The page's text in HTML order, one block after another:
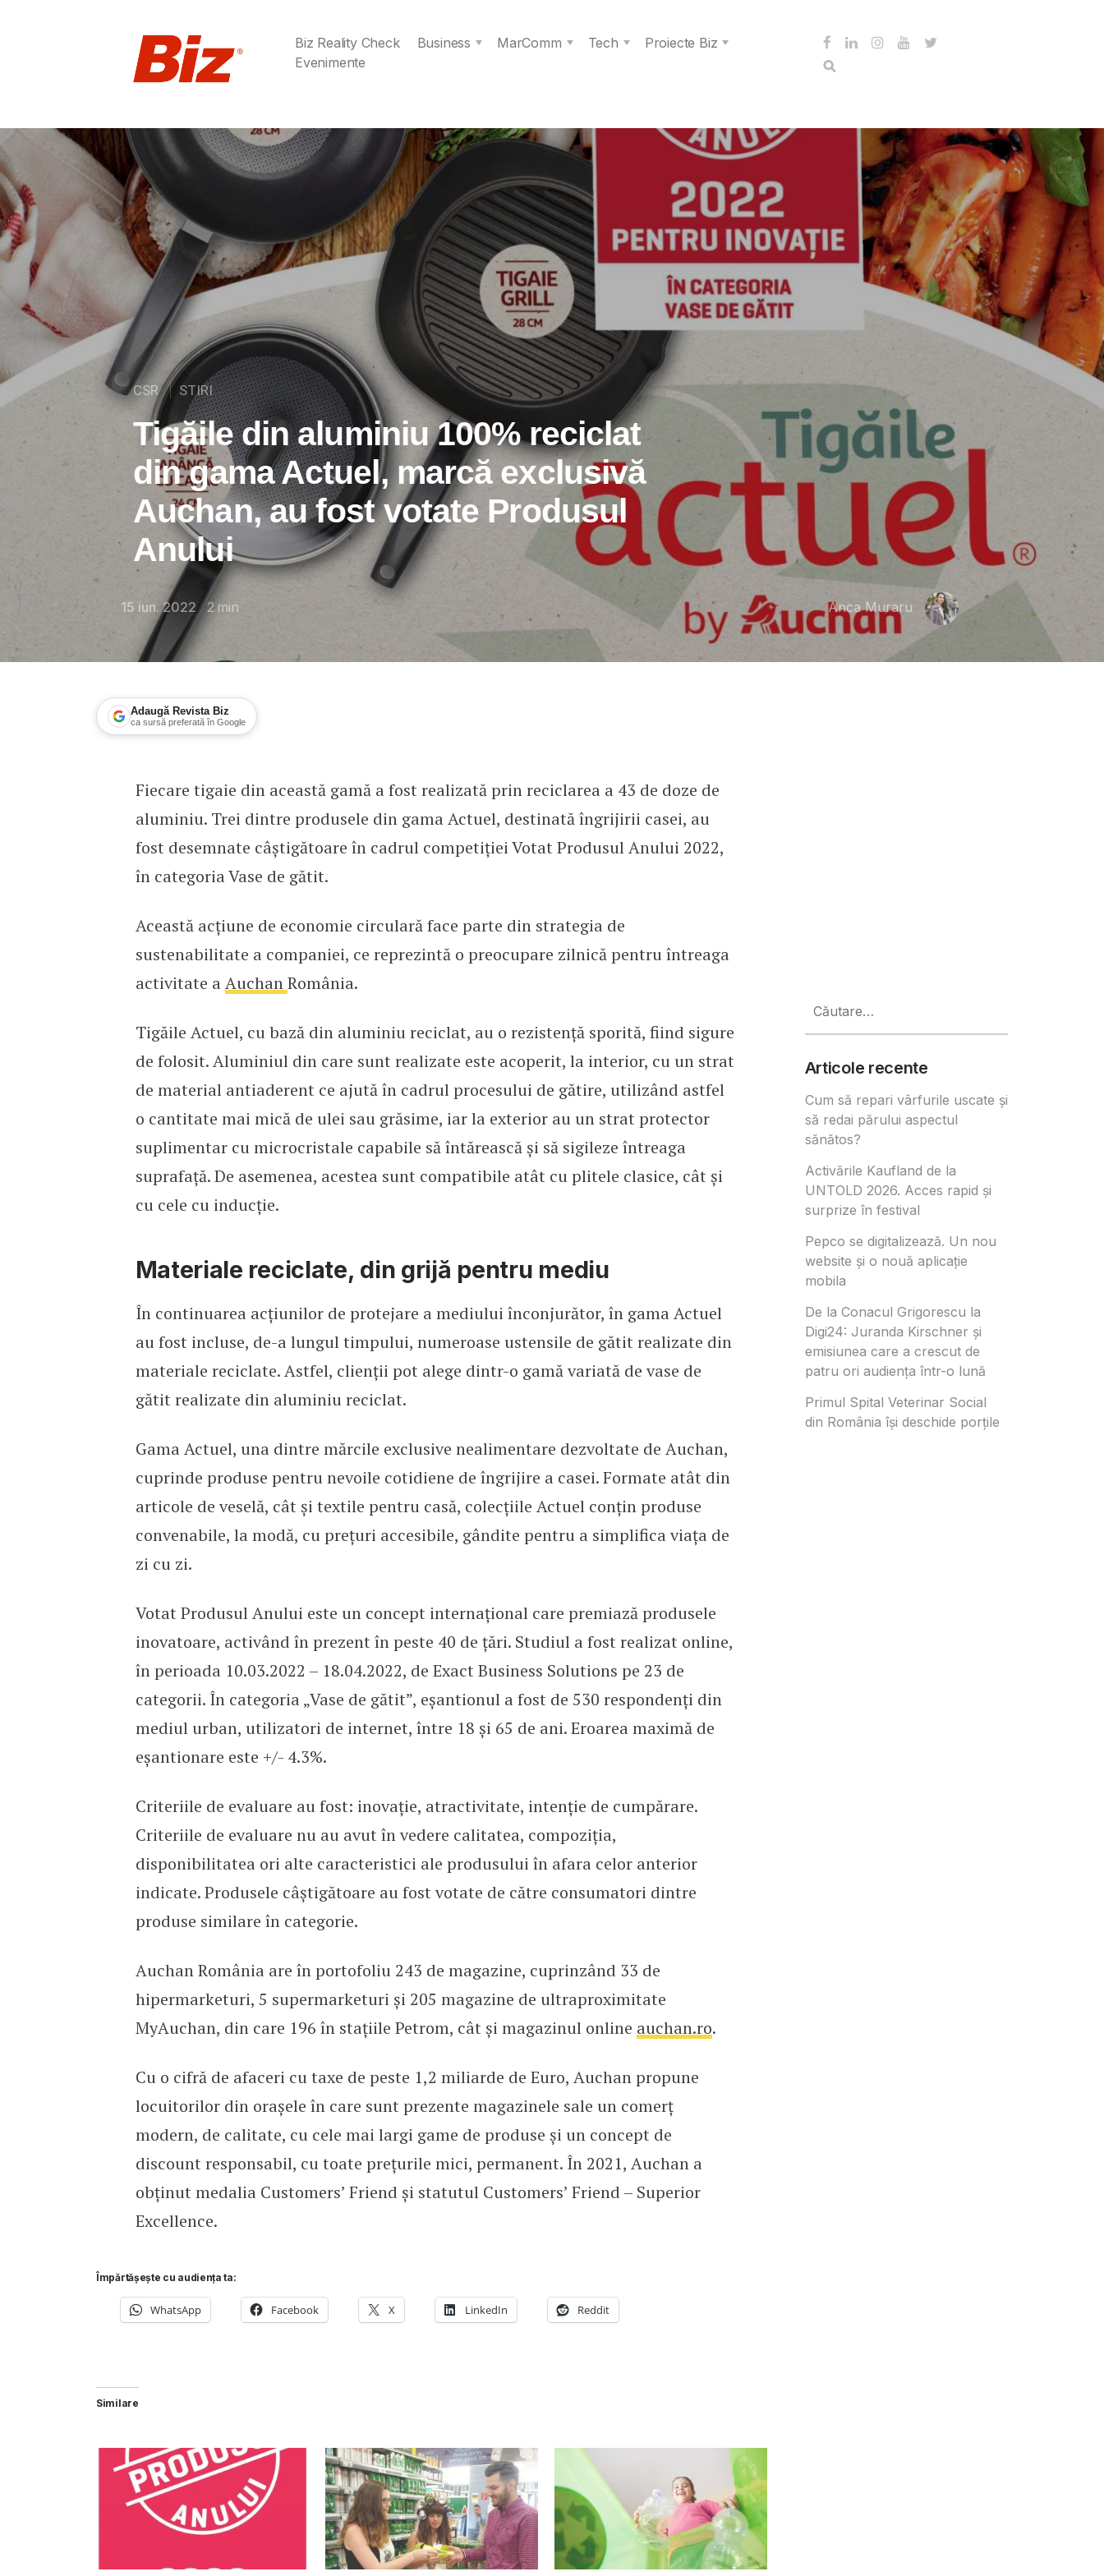
Biz Reality Check Business MarComm Tech
Proiecte Biz
Evenimente
CSR STIRI
Tigăile din aluminiu 100% reciclat
din gama Actuel, marcă exclusivă
Auchan, au fost votate Produsul
Anului
15 iun. 2022 2 min Anca Muraru
Adaugă Revista Biz
ca sursă preferată în Google
Tigăile din aluminiu 100% reciclat din gama Actuel, marcă exclusivă Auchan, au fost
Fiecare tigaie din această gamă a fost realizată prin reciclarea a 43 de doze de
aluminiu. Trei dintre produsele din gama Actuel, destinată îngrijirii casei, au
fost desemnate câștigătoare în cadrul competiției Votat Produsul Anului 2022,
în categoria Vase de gătit.
Această acțiune de economie circulară face parte din strategia de
sustenabilitate a companiei, ce reprezintă o preocupare zilnică pentru întreaga
activitate a AuchanRomânia.
Tigăile Actuel, cu bază din aluminiu reciclat, au o rezistență sporită, fiind sigure
de folosit. Aluminiul din care sunt realizate este acoperit, la interior, cu un strat
de material antiaderent ce ajută în cadrul procesului de gătire, utilizând astfel
o cantitate mai mică de ulei sau grăsime, iar la exterior au un strat protector
suplimentar cu microcristale capabile să întărească și să sigileze întreaga
suprafață. De asemenea, acestea sunt compatibile atât cu plitele clasice, cât și
cu cele cu inducție.
Materiale reciclate, din grijă pentru mediu
În continuarea acțiunilor de protejare a mediului înconjurător, în gama Actuel
au fost incluse, de-a lungul timpului, numeroase ustensile de gătit realizate din
materiale reciclate. Astfel, clienții pot alege dintr-o gamă variată de vase de
gătit realizate din aluminiu reciclat.
Gama Actuel, una dintre mărcile exclusive nealimentare dezvoltate de Auchan,
cuprinde produse pentru nevoile cotidiene de îngrijire a casei. Formate atât din
articole de veselă, cât și textile pentru casă, colecțiile Actuel conțin produse
convenabile, la modă, cu prețuri accesibile, gândite pentru a simplifica viața de
zi cu zi.
Votat Produsul Anului este un concept internaţional care premiază produsele
inovatoare, activând în prezent în peste 40 de ţări. Studiul a fost realizat online,
în perioada 10.03.2022 – 18.04.2022, de Exact Business Solutions pe 23 de
categorii. În categoria „Vase de gătit”, eşantionul a fost de 530 respondenți din
mediul urban, utilizatori de internet, între 18 şi 65 de ani. Eroarea maximă de
eşantionare este +/- 4.3%.
Criteriile de evaluare au fost: inovaţie, atractivitate, intenţie de cumpărare.
Criteriile de evaluare nu au avut în vedere calitatea, compoziția,
disponibilitatea ori alte caracteristici ale produsului în afara celor anterior
indicate. Produsele câştigătoare au fost votate de către consumatori dintre
produse similare în categorie.
Auchan România are în portofoliu 243 de magazine, cuprinzând 33 de
hipermarketuri, 5 supermarketuri și 205 magazine de ultraproximitate
MyAuchan, din care 196 în stațiile Petrom, cât și magazinul online auchan.ro.
Cu o cifră de afaceri cu taxe de peste 1,2 miliarde de Euro, Auchan propune
locuitorilor din orașele în care sunt prezente magazinele sale un comerţ
modern, de calitate, cu cele mai largi game de produse şi un concept de
discount responsabil, cu toate preţurile mici, permanent. În 2021, Auchan a
obținut medalia Customers’ Friend și statutul Customers’ Friend – Superior
Excellence.
Împărtășește cu audiența ta:
WhatsApp Facebook X LinkedIn Reddit
Similare
după:
Articole recente
Cum să repari vârfurile uscate și
să redai părului aspectul
sănătos?
Activările Kaufland de la
UNTOLD 2026. Acces rapid și
surprize în festival
Pepco se digitalizează. Un nou
website și o nouă aplicație
mobila
De la Conacul Grigorescu la
Digi24: Juranda Kirschner și
emisiunea care a crescut de
patru ori audiența într-o lună
Primul Spital Veterinar Social
din România își deschide porțile